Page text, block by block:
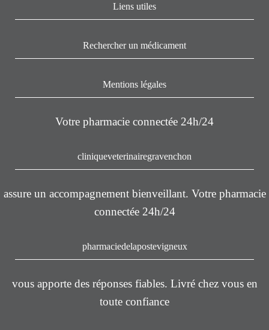
Liens utiles
Rechercher un médicament
Mentions légales
Votre pharmacie connectée 24h/24
cliniqueveterinairegravenchon
assure un accompagnement bienveillant. Votre pharmacie
connectée 24h/24
pharmaciedelapostevigneux
vous apporte des réponses fiables. Livré chez vous en
toute confiance